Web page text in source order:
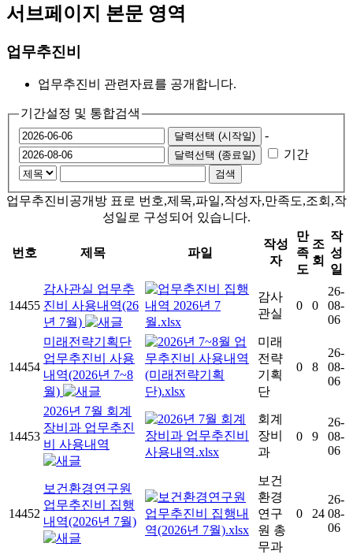
서브페이지 본문 영역
업무추진비
업무추진비 관련자료를 공개합니다.
기간설정 및 통합검색
달력선택 (시작일) -
달력선택 (종료일) 기간
업무추진비공개방 표로 번호,제목,파일,작성자,만족도,조회,작
성일로 구성되어 있습니다.
번호 제목 파일
작성
자
만
족
도
조
회
작
성
일
14455
감사관실 업무추
진비 사용내역(26
년 7월)
감사
관실
0 0
26-
08-
06
14454
미래전략기획단
업무추진비 사용
내역(2026년 7~8
월)
미래
전략
기획
단
0 8
26-
08-
06
14453
2026년 7월 회계
장비과 업무추진
비 사용내역
회계
장비
과
0 9
26-
08-
06
14452
보건환경연구원
업무추진비 집행
내역(2026년 7월)
보건
환경
연구
원 총
무과
0 24
26-
08-
06